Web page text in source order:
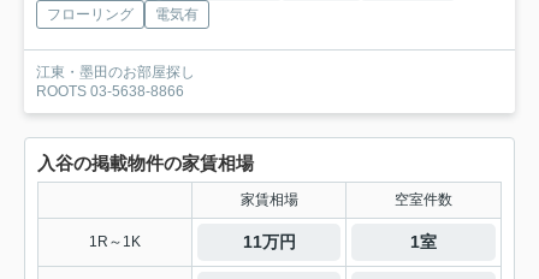
フローリング
電気有
江東・墨田のお部屋探し
ROOTS 03-5638-8866
入谷の掲載物件の家賃相場
家賃相場 空室件数
1R～1K 11万円 1室